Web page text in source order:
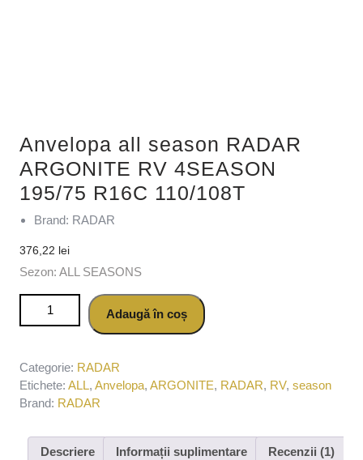
Anvelopa all season RADAR
ARGONITE RV 4SEASON
195/75 R16C 110/108T
Brand: RADAR
376,22 lei
Sezon: ALL SEASONS
Cantitate Anvelopa all season RADAR ARGONITE RV
4SEASON 195/75 R16C 110/108T
Adaugă în coș
Categorie: RADAR
Etichete: ALL, Anvelopa, ARGONITE, RADAR, RV, season
Brand: RADAR
Descriere Informații suplimentare Recenzii (1)